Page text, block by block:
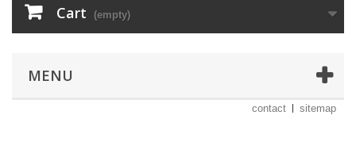
Cart (empty)
MENU
contact sitemap